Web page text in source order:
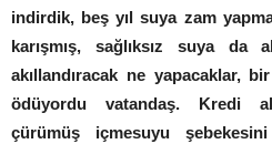
indirdik, beş yıl suya zam
karışmış, sağlıksız suya da
akıllandıracak ne yapacaklar,
ödüyordu vatandaş. Kredi
çürümüş içmesuyu